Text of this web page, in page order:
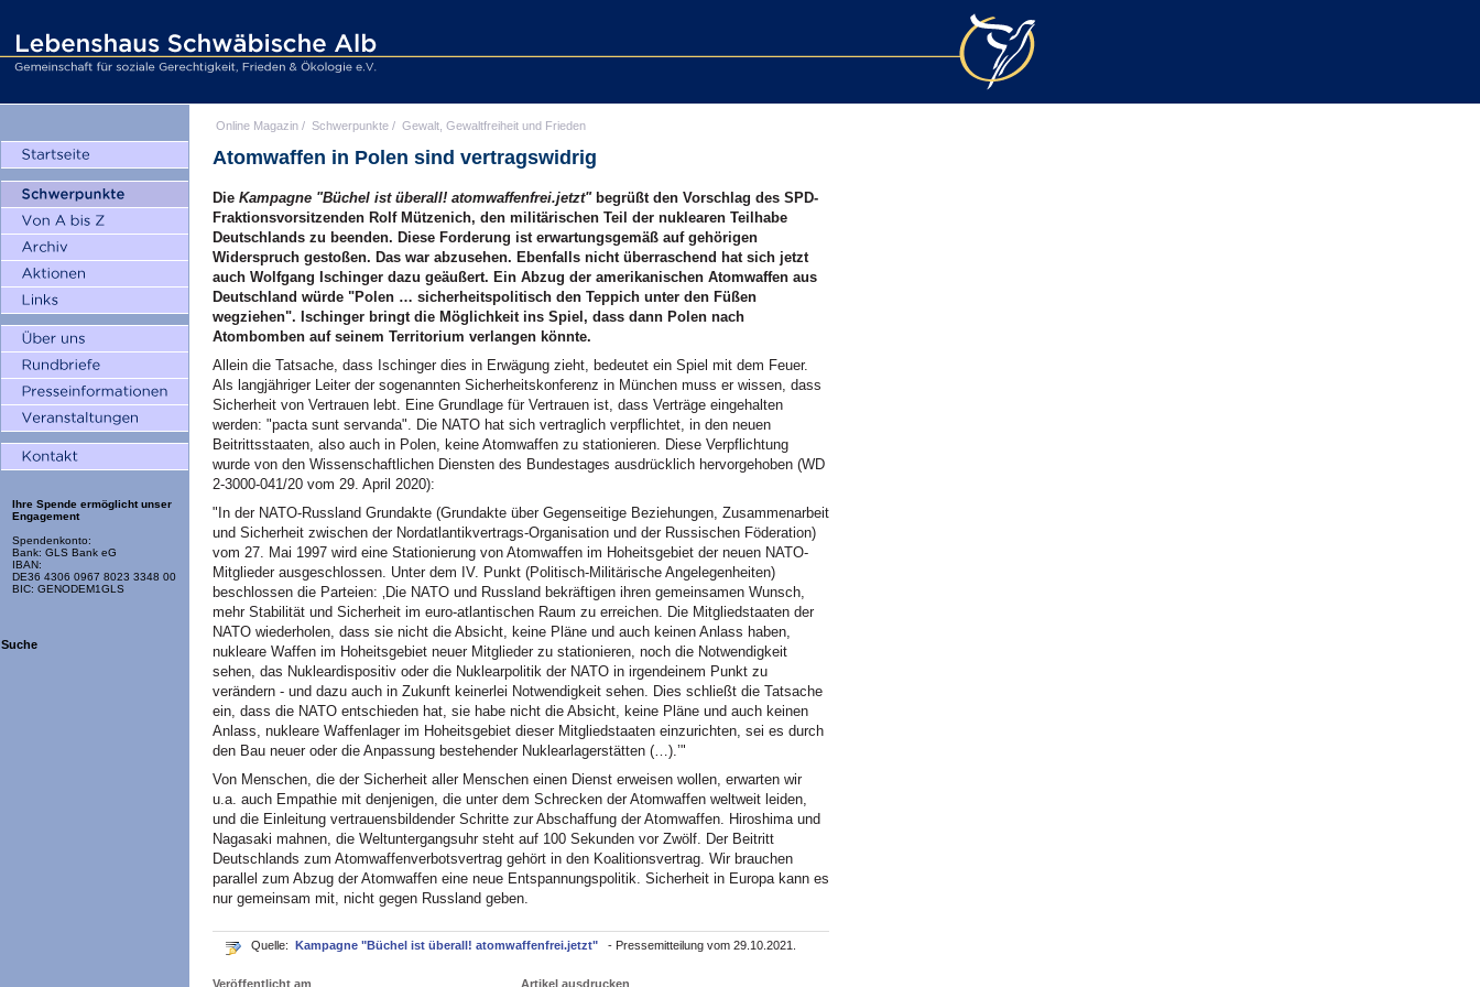
Ihre Spende ermöglicht unser
Engagement
Spendenkonto:
Bank: GLS Bank eG
IBAN:
DE36 4306 0967 8023 3348 00
BIC: GENODEM1GLS
Suche
Online Magazin / Schwerpunkte / Gewalt, Gewaltfreiheit und Frieden
Atomwaffen in Polen sind vertragswidrig
Die Kampagne "Büchel ist überall! atomwaffenfrei.jetzt"begrüßt den Vorschlag des SPD-
Fraktionsvorsitzenden Rolf Mützenich, den militärischen Teil der nuklearen Teilhabe
Deutschlands zu beenden. Diese Forderung ist erwartungsgemäß auf gehörigen
Widerspruch gestoßen. Das war abzusehen. Ebenfalls nicht überraschend hat sich jetzt
auch Wolfgang Ischinger dazu geäußert. Ein Abzug der amerikanischen Atomwaffen aus
Deutschland würde "Polen … sicherheitspolitisch den Teppich unter den Füßen
wegziehen". Ischinger bringt die Möglichkeit ins Spiel, dass dann Polen nach
Atombomben auf seinem Territorium verlangen könnte.
Allein die Tatsache, dass Ischinger dies in Erwägung zieht, bedeutet ein Spiel mit dem Feuer.
Als langjähriger Leiter der sogenannten Sicherheitskonferenz in München muss er wissen, dass
Sicherheit von Vertrauen lebt. Eine Grundlage für Vertrauen ist, dass Verträge eingehalten
werden: "pacta sunt servanda". Die NATO hat sich vertraglich verpflichtet, in den neuen
Beitrittsstaaten, also auch in Polen, keine Atomwaffen zu stationieren. Diese Verpflichtung
wurde von den Wissenschaftlichen Diensten des Bundestages ausdrücklich hervorgehoben (WD
2-3000-041/20 vom 29. April 2020):
"In der NATO-Russland Grundakte (Grundakte über Gegenseitige Beziehungen, Zusammenarbeit
und Sicherheit zwischen der Nordatlantikvertrags-Organisation und der Russischen Föderation)
vom 27. Mai 1997 wird eine Stationierung von Atomwaffen im Hoheitsgebiet der neuen NATO-
Mitglieder ausgeschlossen. Unter dem IV. Punkt (Politisch-Militärische Angelegenheiten)
beschlossen die Parteien: ‚Die NATO und Russland bekräftigen ihren gemeinsamen Wunsch,
mehr Stabilität und Sicherheit im euro-atlantischen Raum zu erreichen. Die Mitgliedstaaten der
NATO wiederholen, dass sie nicht die Absicht, keine Pläne und auch keinen Anlass haben,
nukleare Waffen im Hoheitsgebiet neuer Mitglieder zu stationieren, noch die Notwendigkeit
sehen, das Nukleardispositiv oder die Nuklearpolitik der NATO in irgendeinem Punkt zu
verändern - und dazu auch in Zukunft keinerlei Notwendigkeit sehen. Dies schließt die Tatsache
ein, dass die NATO entschieden hat, sie habe nicht die Absicht, keine Pläne und auch keinen
Anlass, nukleare Waffenlager im Hoheitsgebiet dieser Mitgliedstaaten einzurichten, sei es durch
den Bau neuer oder die Anpassung bestehender Nuklearlagerstätten (…).’"
Von Menschen, die der Sicherheit aller Menschen einen Dienst erweisen wollen, erwarten wir
u.a. auch Empathie mit denjenigen, die unter dem Schrecken der Atomwaffen weltweit leiden,
und die Einleitung vertrauensbildender Schritte zur Abschaffung der Atomwaffen. Hiroshima und
Nagasaki mahnen, die Weltuntergangsuhr steht auf 100 Sekunden vor Zwölf. Der Beitritt
Deutschlands zum Atomwaffenverbotsvertrag gehört in den Koalitionsvertrag. Wir brauchen
parallel zum Abzug der Atomwaffen eine neue Entspannungspolitik. Sicherheit in Europa kann es
nur gemeinsam mit, nicht gegen Russland geben.
Quelle: Kampagne "Büchel ist überall! atomwaffenfrei.jetzt" - Pressemitteilung vom 29.10.2021.
Veröffentlicht am Artikel ausdrucken